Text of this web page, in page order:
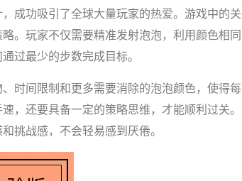
成功吸引了全球大量玩家的热爱。游戏中的关
。玩家不仅需要精准发射泡泡，利用颜色相同
过最少的步数完成目标。
时间限制和更多需要消除的泡泡颜色，使得每
，还要具备一定的策略思维，才能顺利过关。
挑战感，不会轻易感到厌倦。